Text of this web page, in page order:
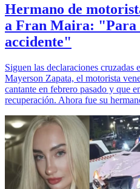
Hermano de
a Fran Maira: "Para
accidente"
Siguen las declaraciones
Mayerson Zapata, el motorista
cantante en febrero pasado y que
recuperación. Ahora fue su